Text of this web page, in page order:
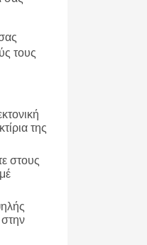
τους
της
στους